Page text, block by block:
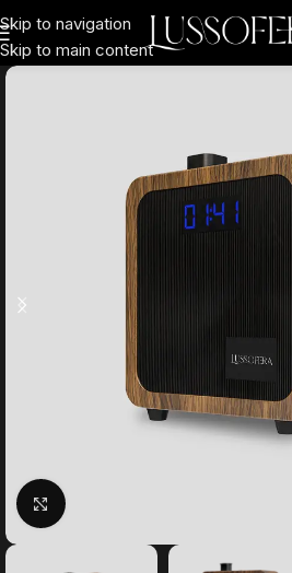
Skip to navigation
Skip to main content
Click to enlarge